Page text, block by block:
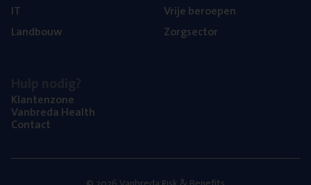
IT
Land­bouw
Vrije beroe­pen
Zorg­sec­tor
Klan­ten­zo­ne
Van­b­re­da Health
Con­tact